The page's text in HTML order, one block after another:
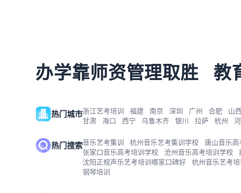
办学靠师资管理取胜 教
热门城市浙江艺考培训 福建 南京 深圳 广州 合肥 山西
甘肃
海口 西宁 乌鲁木齐 银川 拉萨 杭州
热门搜索音乐艺考集训 杭州音乐艺考集训学校 唐山音乐
张家口音乐高考培训学校
沧州音乐高考培训学校
沈阳正规声乐艺考培训哪家口碑好
杭州音乐艺考
钢琴培训